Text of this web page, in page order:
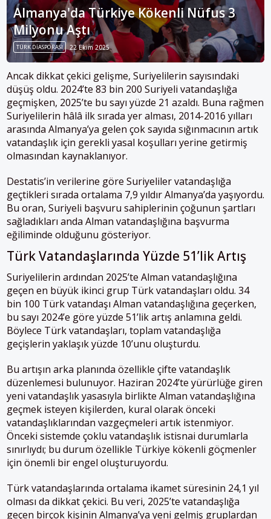
Almanya'da Türkiye Kökenli Nüfus 3
Milyonu Aştı
TÜRK DIASPORASI 22 Ekim 2025
Ancak dikkat çekici gelişme, Suriyelilerin sayısındaki
düşüş oldu. 2024’te 83 bin 200 Suriyeli vatandaşlığa
geçmişken, 2025’te bu sayı yüzde 21 azaldı. Buna rağmen
Suriyelilerin hâlâ ilk sırada yer alması, 2014-2016 yılları
arasında Almanya’ya gelen çok sayıda sığınmacının artık
vatandaşlık için gerekli yasal koşulları yerine getirmiş
olmasından kaynaklanıyor.
Destatis’in verilerine göre Suriyeliler vatandaşlığa
geçtikleri sırada ortalama 7,9 yıldır Almanya’da yaşıyordu.
Bu oran, Suriyeli başvuru sahiplerinin çoğunun şartları
sağladıkları anda Alman vatandaşlığına başvurma
eğiliminde olduğunu gösteriyor.
Türk Vatandaşlarında Yüzde 51’lik Artış
Suriyelilerin ardından 2025’te Alman vatandaşlığına
geçen en büyük ikinci grup Türk vatandaşları oldu. 34
bin 100 Türk vatandaşı Alman vatandaşlığına geçerken,
bu sayı 2024’e göre yüzde 51’lik artış anlamına geldi.
Böylece Türk vatandaşları, toplam vatandaşlığa
geçişlerin yaklaşık yüzde 10’unu oluşturdu.
Bu artışın arka planında özellikle çifte vatandaşlık
düzenlemesi bulunuyor. Haziran 2024’te yürürlüğe giren
yeni vatandaşlık yasasıyla birlikte Alman vatandaşlığına
geçmek isteyen kişilerden, kural olarak önceki
vatandaşlıklarından vazgeçmeleri artık istenmiyor.
Önceki sistemde çoklu vatandaşlık istisnai durumlarla
sınırlıydı; bu durum özellikle Türkiye kökenli göçmenler
için önemli bir engel oluşturuyordu.
Türk vatandaşlarında ortalama ikamet süresinin 24,1 yıl
olması da dikkat çekici. Bu veri, 2025’te vatandaşlığa
geçen birçok kişinin Almanya’ya yeni gelmiş gruplardan